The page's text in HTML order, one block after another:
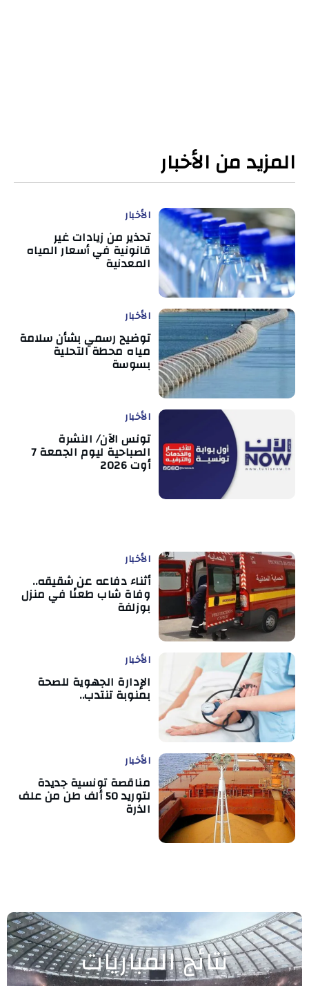
المزيد من الأخبار
الأخبار
تحذير من زيادات غير
قانونية في أسعار المياه
المعدنية
الأخبار
توضيح رسمي بشأن سلامة
مياه محطة التحلية
بسوسة
الأخبار
تونس الآن/ النشرة
الصباحية ليوم الجمعة 7
أوت 2026
الأخبار
أثناء دفاعه عن شقيقه..
وفاة شاب طعنًا في منزل
بوزلفة
الأخبار
الإدارة الجهوية للصحة
بمنوبة تنتدب..
الأخبار
مناقصة تونسية جديدة
لتوريد 50 ألف طن من علف
الذرة
نتائج المباريات